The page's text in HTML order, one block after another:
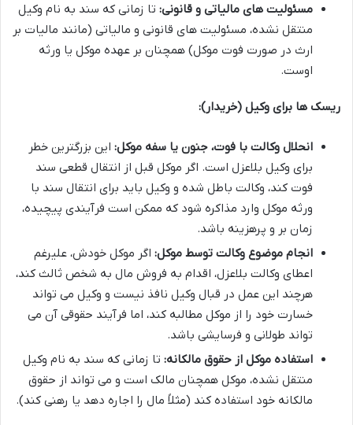
مسئولیت های مالیاتی و قانونی: تا زمانی که سند به نام وکیل
منتقل نشده، مسئولیت های قانونی و مالیاتی (مانند مالیات بر
ارث در صورت فوت موکل) همچنان بر عهده موکل یا ورثه
اوست.
ریسک ها برای وکیل (خریدار):
انحلال وکالت با فوت، جنون یا سفه موکل: این بزرگترین خطر
برای وکیل بلاعزل است. اگر موکل قبل از انتقال قطعی سند
فوت کند، وکالت باطل شده و وکیل باید برای انتقال سند با
ورثه موکل وارد مذاکره شود که ممکن است فرآیندی پیچیده،
زمان بر و پرهزینه باشد.
انجام موضوع وکالت توسط موکل: اگر موکل خودش، علیرغم
اعطای وکالت بلاعزل، اقدام به فروش مال به شخص ثالث کند،
هرچند این عمل در قبال وکیل نافذ نیست و وکیل می تواند
خسارت خود را از موکل مطالبه کند، اما فرآیند حقوقی آن می
تواند طولانی و فرسایشی باشد.
استفاده موکل از حقوق مالکانه: تا زمانی که سند به نام وکیل
منتقل نشده، موکل همچنان مالک است و می تواند از حقوق
مالکانه خود استفاده کند (مثلاً مال را اجاره دهد یا رهنی کند).